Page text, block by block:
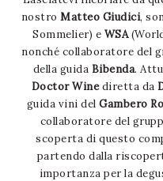
nostroMatteo Giudici,
Sommelier) e WSA
nonché collaboratore del
della guida Bibenda.
Doctor Winediretta da
guida vini delGambero
collaboratore del
scoperta di questo
partendo dalla
importanza per la